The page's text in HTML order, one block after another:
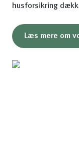
husforsikring
Læs mere om